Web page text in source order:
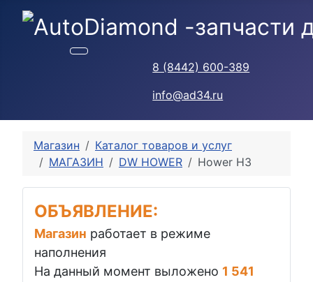
8 (8442) 600-389
info@ad34.ru
Магазин
Каталог товаров и услуг
МАГАЗИН
DW HOWER Hower H3
ОБЪЯВЛЕНИЕ:
Магазин работает в режиме
наполнения
На данный момент выложено 1 541